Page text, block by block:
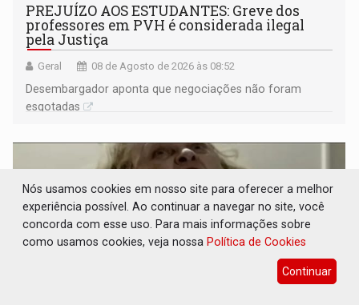
PREJUÍZO AOS ESTUDANTES: Greve dos
professores em PVH é considerada ilegal
pela Justiça
Geral 08 de Agosto de 2026 às 08:52
Desembargador aponta que negociações não foram
esgotadas
Nós usamos cookies em nosso site para oferecer a melhor
experiência possível. Ao continuar a navegar no site, você
concorda com esse uso. Para mais informações sobre
como usamos cookies, veja nossa Política de Cookies
Continuar